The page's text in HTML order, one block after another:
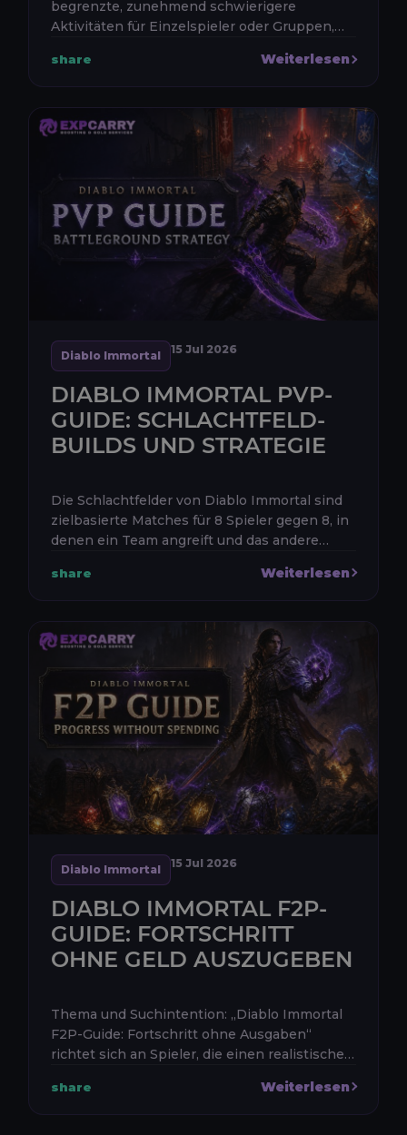
begrenzte, zunehmend schwierigere
Aktivitäten für Einzelspieler oder Gruppen,
Monster, um eine Fortschrittslei...
share Weiterlesen
Diablo Immortal 15 Jul 2026
DIABLO IMMORTAL PVP-
GUIDE: SCHLACHTFELD-
BUILDS UND STRATEGIE
Die Schlachtfelder von Diablo Immortal sind
zielbasierte Matches für 8 Spieler gegen 8, in
denen ein Team angreift und das andere
besiegen, Eifernde Idole eskortie...
share Weiterlesen
Diablo Immortal 15 Jul 2026
DIABLO IMMORTAL F2P-
GUIDE: FORTSCHRITT
OHNE GELD AUSZUGEBEN
Thema und Suchintention: „Diablo Immortal
F2P-Guide: Fortschritt ohne Ausgaben“
richtet sich an Spieler, die einen realistischen
suchen, ohne Ewige Kugeln, Le...
share Weiterlesen